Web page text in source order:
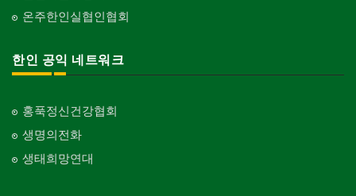
온주한인실협인협회
한인 공익 네트워크
홍푹정신건강협회
생명의전화
생태희망연대